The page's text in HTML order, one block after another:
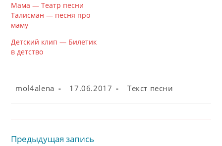
Мама — Театр песни
Талисман — песня про
маму
Детский клип — Билетик
в детство
Автор
mol4alena
Запись
17.06.2017
Рубрика
Текст песни
Читать
Предыдущая запись